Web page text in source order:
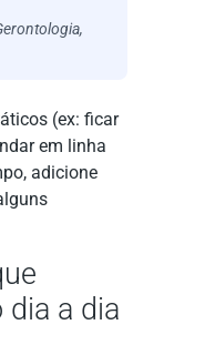
(ex: ficar
em linha
adicione
a dia